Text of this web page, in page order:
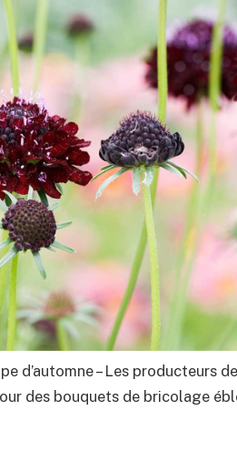
d’automne – Les producteurs
des bouquets de bricolage